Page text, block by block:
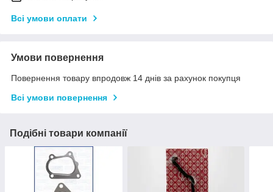
Всі умови оплати
Умови повернення
Повернення товару впродовж 14 днів за рахунок покупця
Всі умови повернення
Подібні товари компанії